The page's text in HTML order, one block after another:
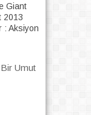
Giant
2013
: Aksiyon
Umut